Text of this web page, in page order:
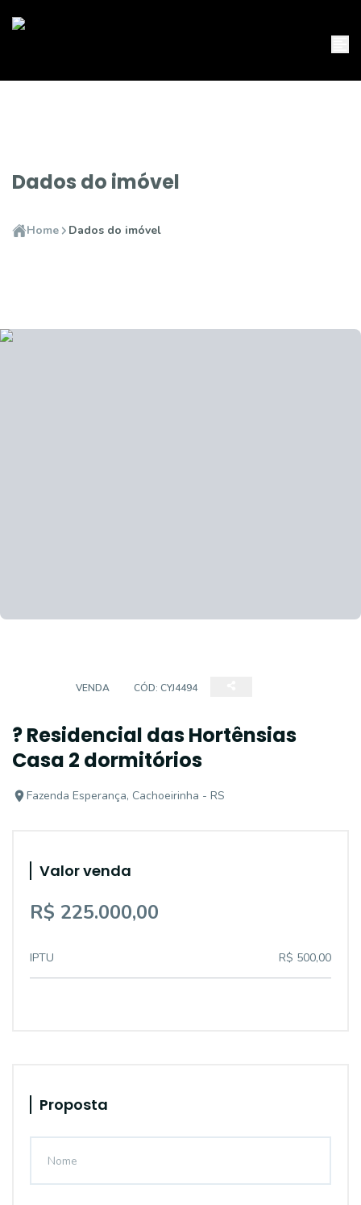
Dados do imóvel
Home Dados do imóvel
VENDA CÓD: CYJ4494
? Residencial das Hortênsias
Casa 2 dormitórios
Fazenda Esperança, Cachoeirinha - RS
Valor venda
R$ 225.000,00
IPTU R$ 500,00
Proposta